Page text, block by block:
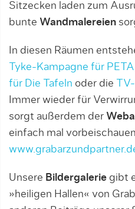
Sitzecken laden zum
bunte Wandmalereien
In diesen Räumen
Tyke-Kampagne für PETA
für Die Tafeln oder die
Immer wieder für
sorgt außerdem der
einfach mal
Unsere Bildergalerie gibt
»heiligen Hallen« von